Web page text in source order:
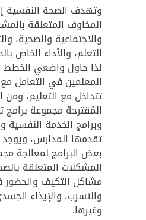
وتهدف الصحة النفسية
المخاوف المتعلقة
والاجتماعية والصحية،
التعلم، والأداء الخاص
لذا حاول واضعي الخطط
المعلمين في التعامل
تتداخل مع التعليم، ومن
المُقترحة مجموعة برامج
وبرامج الخدمة النفسية
تقدمها المدارس،
بعض البرامج لمعالجة
المشكلات المتعلقة
مشاكل التكيف
والتسرب، والإيذاء
وغيرها.